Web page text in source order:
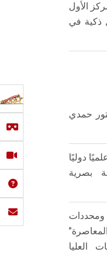
الأول
ذكية في
حمدي
دوليًا
بصرية
العليا